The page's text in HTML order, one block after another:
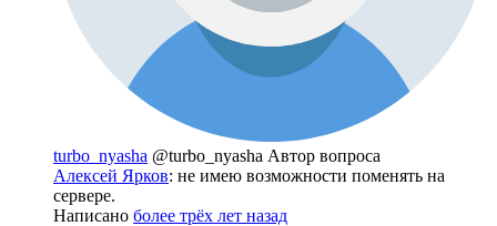
turbo_nyasha @turbo_nyasha Автор вопроса
Алексей Ярков: не имею возможности поменять на
сервере.
Написано более трёх лет назад